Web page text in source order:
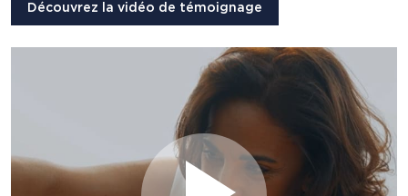
Découvrez la vidéo de témoignage